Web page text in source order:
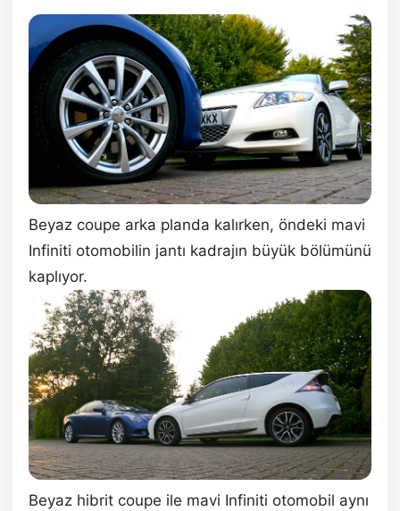
Beyaz coupe arka planda kalırken, öndeki mavi
Infiniti otomobilin jantı kadrajın büyük bölümünü
kaplıyor.
Beyaz hibrit coupe ile mavi Infiniti otomobil aynı